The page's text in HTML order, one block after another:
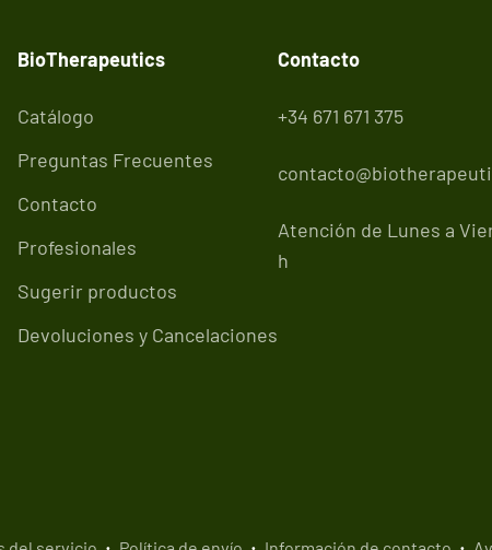
BioTherapeutics
Catálogo
Preguntas Frecuentes
Contacto
Profesionales
Sugerir productos
Devoluciones y Cancelaciones
Contacto
+34 671 671 375
Atención de Lunes a
h